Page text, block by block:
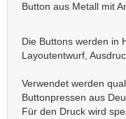
Button aus Metall mit
Die Buttons werden in
Layoutentwurf,
Verwendet werden
Buttonpressen aus
Für den Druck wird